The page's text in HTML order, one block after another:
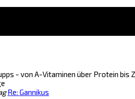
- von A-Vitaminen über Protein bis
Re: Gannikus